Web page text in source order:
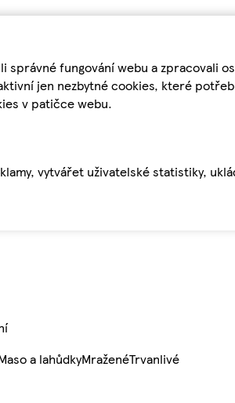
fungování webu a zpracovali
jen nezbytné cookies, které
v patičce webu.
vytvářet uživatelské statistiky,
a lahůdkyMraženéTrvanlivé